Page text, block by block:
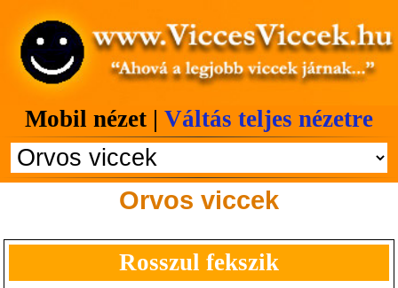
Mobil nézet | Váltás teljes nézetre
Orvos viccek
Rosszul fekszik